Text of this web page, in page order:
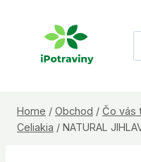
Home / Obchod / Čo vás
Celiakia / NATURAL